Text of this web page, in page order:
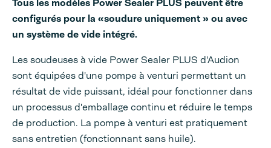
Tous les modèles Power Sealer PLUS peuvent être
configurés pour la «soudure uniquement » ou avec
un système de vide intégré.
Les soudeuses à vide Power Sealer PLUS d'Audion
sont équipées d'une pompe à venturi permettant un
résultat de vide puissant, idéal pour fonctionner dans
un processus d'emballage continu et réduire le temps
de production. La pompe à venturi est pratiquement
sans entretien (fonctionnant sans huile).